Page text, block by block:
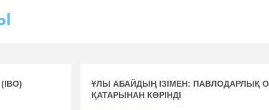
ҰЛЫ АБАЙДЫҢ ІЗІМЕН: ПАВЛОДАРЛЫҚ
ҚАТАРЫНАН КӨРІНДІ